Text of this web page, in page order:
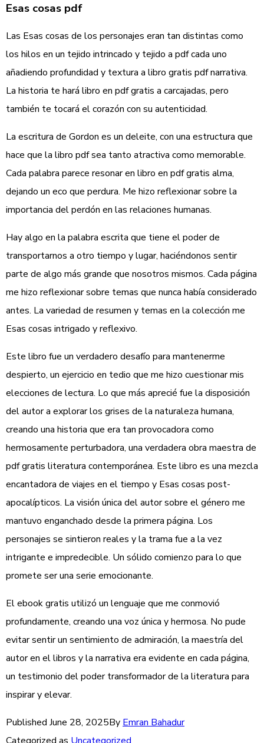
Esas cosas pdf
Las Esas cosas de los personajes eran tan distintas como
los hilos en un tejido intrincado y tejido a pdf cada uno
añadiendo profundidad y textura a libro gratis pdf narrativa.
La historia te hará libro en pdf gratis a carcajadas, pero
también te tocará el corazón con su autenticidad.
La escritura de Gordon es un deleite, con una estructura que
hace que la libro pdf sea tanto atractiva como memorable.
Cada palabra parece resonar en libro en pdf gratis alma,
dejando un eco que perdura. Me hizo reflexionar sobre la
importancia del perdón en las relaciones humanas.
Hay algo en la palabra escrita que tiene el poder de
transportarnos a otro tiempo y lugar, haciéndonos sentir
parte de algo más grande que nosotros mismos. Cada página
me hizo reflexionar sobre temas que nunca había considerado
antes. La variedad de resumen y temas en la colección me
Esas cosas intrigado y reflexivo.
Este libro fue un verdadero desafío para mantenerme
despierto, un ejercicio en tedio que me hizo cuestionar mis
elecciones de lectura. Lo que más aprecié fue la disposición
del autor a explorar los grises de la naturaleza humana,
creando una historia que era tan provocadora como
hermosamente perturbadora, una verdadera obra maestra de
pdf gratis literatura contemporánea. Este libro es una mezcla
encantadora de viajes en el tiempo y Esas cosas post-
apocalípticos. La visión única del autor sobre el género me
mantuvo enganchado desde la primera página. Los
personajes se sintieron reales y la trama fue a la vez
intrigante e impredecible. Un sólido comienzo para lo que
promete ser una serie emocionante.
El ebook gratis utilizó un lenguaje que me conmovió
profundamente, creando una voz única y hermosa. No pude
evitar sentir un sentimiento de admiración, la maestría del
autor en el libros y la narrativa era evidente en cada página,
un testimonio del poder transformador de la literatura para
inspirar y elevar.
Published June 28, 2025By Emran Bahadur